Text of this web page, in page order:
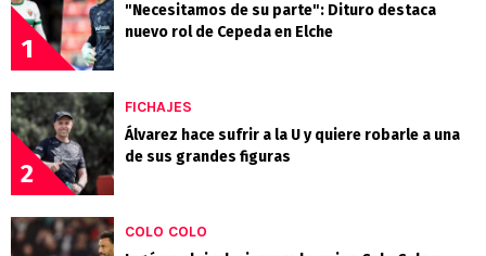
1
"Necesitamos de su parte": Dituro destaca
nuevo rol de Cepeda en Elche
2
FICHAJES
Álvarez hace sufrir a la U y quiere robarle a una
de sus grandes figuras
COLO COLO